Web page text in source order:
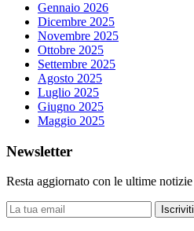
Gennaio 2026
Dicembre 2025
Novembre 2025
Ottobre 2025
Settembre 2025
Agosto 2025
Luglio 2025
Giugno 2025
Maggio 2025
Newsletter
Resta aggiornato con le ultime notizie
Iscriviti